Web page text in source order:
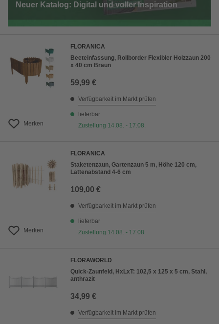
Neuer Katalog: Digital und voller Inspiration
Merken
FLORANICA
Beeteinfassung, Rollborder Flexibler Holzzaun 200
x 40 cm Braun
59,99 €
Verfügbarkeit im Markt prüfen
lieferbar
Zustellung 14.08. - 17.08.
Merken
FLORANICA
Staketenzaun, Gartenzaun 5 m, Höhe 120 cm,
Lattenabstand 4-6 cm
109,00 €
Verfügbarkeit im Markt prüfen
lieferbar
Zustellung 14.08. - 17.08.
FLORAWORLD
Quick-Zaunfeld, HxLxT: 102,5 x 125 x 5 cm, Stahl,
anthrazit
34,99 €
Verfügbarkeit im Markt prüfen